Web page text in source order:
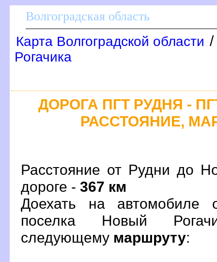
олгоградская область
Карта Волгоградской области /
Рогачика
ДОРОГА ПГТ РУДНЯ -
РАССТОЯНИЕ,
Расстояние от Рудни до
дороге - 367 км
Доехать на автомобиле
поселка Новый
следующему маршруту: